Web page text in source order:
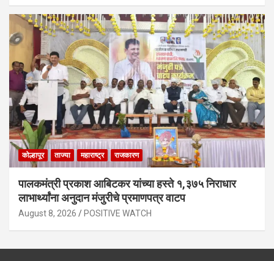
कोल्हापूर ताज्या महाराष्ट्र राजकारण
पालकमंत्री प्रकाश आबिटकर यांच्या हस्ते १,३७५ निराधार
लाभार्थ्यांना अनुदान मंजुरीचे प्रमाणपत्र वाटप
August 8, 2026 POSITIVE WATCH